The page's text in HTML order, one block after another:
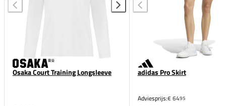
Osaka Court Training Longsleeve adidas Pro Skirt
Adviesprijs:€ 6495